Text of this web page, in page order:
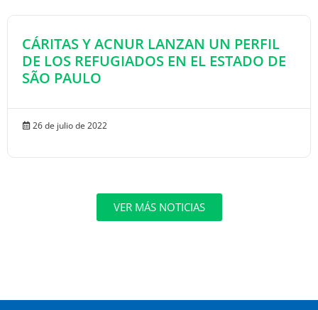
CÁRITAS Y ACNUR LANZAN UN PERFIL
DE LOS REFUGIADOS EN EL ESTADO DE
SÃO PAULO
26 de julio de 2022
VER MÁS NOTICIAS